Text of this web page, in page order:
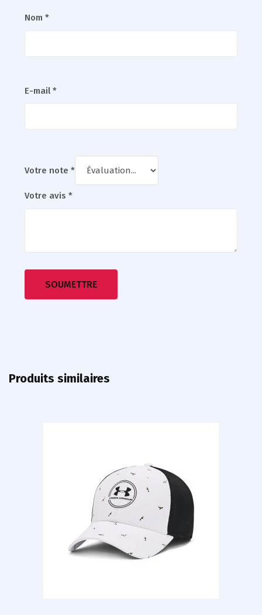
Nom *
E-mail*
Votre note *
Votre avis *
Produits similaires